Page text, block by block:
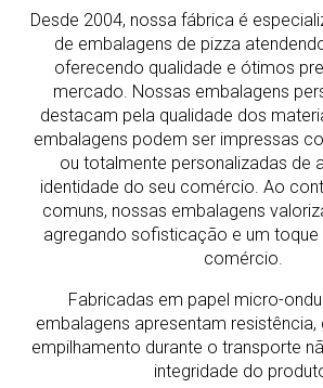
Desde 2004, nossa fábrica é
de embalagens de pizza
oferecendo qualidade e ótimos
mercado. Nossas embalagens
destacam pela qualidade dos
embalagens podem ser impressas
ou totalmente personalizadas de
identidade do seu comércio. Ao
comuns, nossas embalagens
agregando sofisticação e um toque
comércio.
Fabricadas em papel micro-
embalagens apresentam resistência,
empilhamento durante o transporte
integridade do